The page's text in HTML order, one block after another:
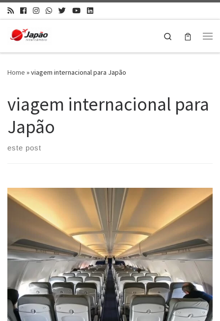
Search
Home »viagem internacional para Japão
viagem internacional para
Japão
este post